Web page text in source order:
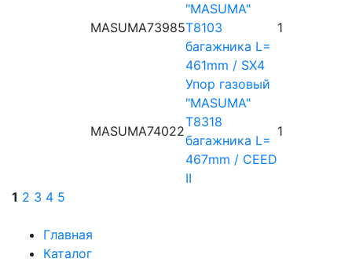
MASUMA73985
"MASUMA"
T8103
багажника L=
461mm / SX4
1
MASUMA74022
Упор газовый
"MASUMA"
T8318
багажника L=
467mm / CEED
II
1
1 2 3 4 5
Главная
Каталог